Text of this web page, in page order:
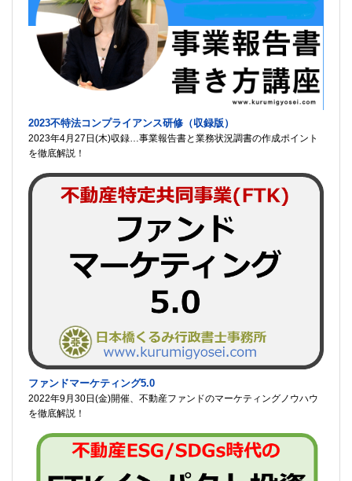
2023不特法コンプライアンス研修（収録版）
2023年4月27日(木)収録…事業報告書と業務状況調書の作成ポイント
を徹底解説！
ファンドマーケティング5.0
2022年9月30日(金)開催、不動産ファンドのマーケティングノウハウ
を徹底解説！